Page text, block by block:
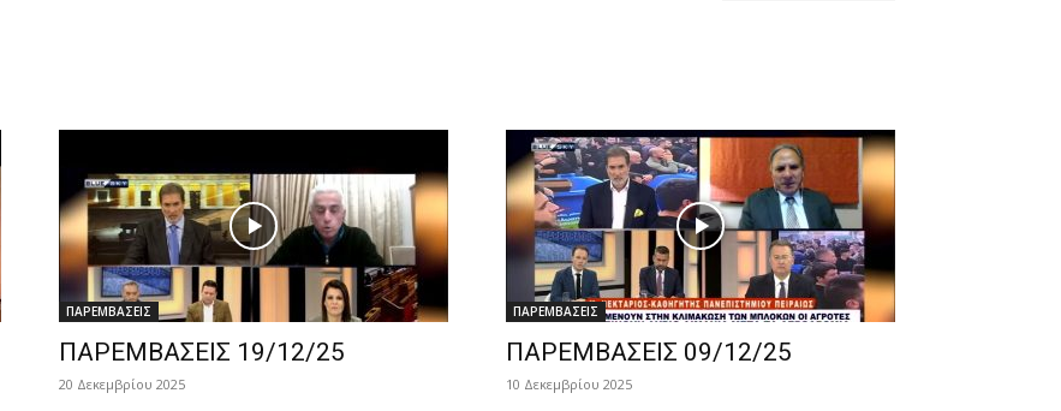
ΠΑΡΕΜΒΑΣΕΙΣ
ΠΑΡΕΜΒΑΣΕΙΣ 19/12/25
20 Δεκεμβρίου 2025
ΠΑΡΕΜΒΑΣΕΙΣ
ΠΑΡΕΜΒΑΣΕΙΣ 09/12/25
10 Δεκεμβρίου 2025